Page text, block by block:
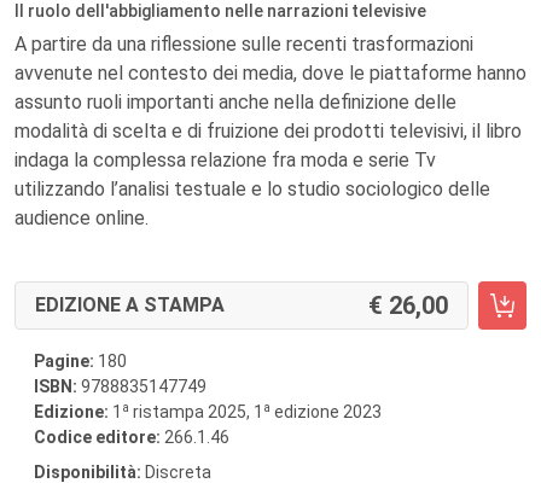
Il ruolo dell'abbigliamento nelle narrazioni televisive
A partire da una riflessione sulle recenti trasformazioni
avvenute nel contesto dei media, dove le piattaforme hanno
assunto ruoli importanti anche nella definizione delle
modalità di scelta e di fruizione dei prodotti televisivi, il libro
indaga la complessa relazione fra moda e serie Tv
utilizzando l’analisi testuale e lo studio sociologico delle
audience online.
EDIZIONE A STAMPA 26,00
Pagine: 180
ISBN: 9788835147749
Edizione: 1 a ristampa 2025, 1 a edizione 2023
Codice editore: 266.1.46
Disponibilità: Discreta